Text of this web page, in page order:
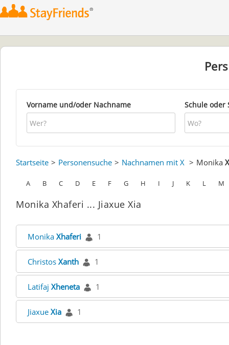
Vorname und/oder Nachname Schule oder
Startseite Personensuche Nachnamen mit X Monika
A B C D E F G H I J K L M
Monika Xhaferi ... Jiaxue Xia
Monika Xhaferi 1
Christos Xanth 1
Latifaj Xheneta 1
Jiaxue Xia 1